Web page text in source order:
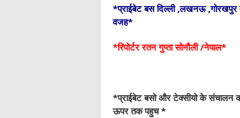
*प्राईबेट बस दिल्ली ,लखनऊ ,गोरखपुर
वजह*
*रिपोर्टर रतन गुप्ता सोनौली /नेपाल*
*प्राईबेट बसो और टेक्सीयो के संचालन
ऊपर तक पहुच *